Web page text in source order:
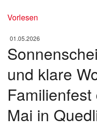
Vorlesen
01.05.2026
und klare
Mai in